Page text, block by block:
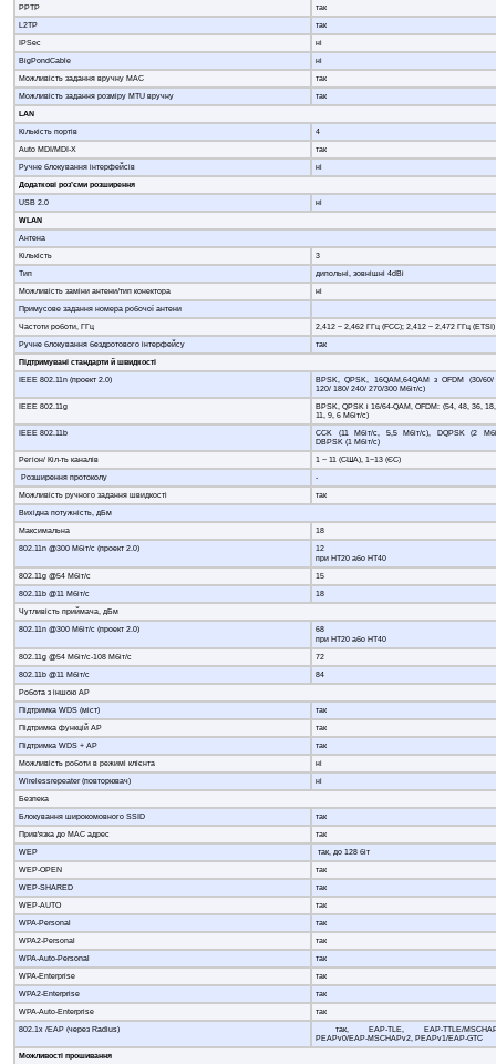
PPTP
так
L2TP
так
IPSec
ні
BigPondCable
ні
Можливість задання вручну MAC
так
Можливість задання розміру MTU вручну
так
LAN
Кількість портів
4
Auto MDI/MDI-X
так
Ручне блокування інтерфейсів
ні
Додаткові роз’єми розширення
USB 2.0
ні
WLAN
Антена
Кількість
3
Тип
дипольні, зовнішні 4dBi
Можливість заміни антени/тип конектора
ні
Примусове задання номера робочої антени
Частоти роботи, ГГц
2,412 ~ 2,462 ГГц (FCC); 2,412 ~ 2,472 ГГц (ETSI)
Ручне блокування бездротового інтерфейсу
так
Підтримувані стандарти й швидкості
IEEE 802.11n (проект 2.0)
BPSK, QPSK, 16QAM,64QAM з OFDM (30/
120/ 180/ 240/ 270/300 Мбіт/с)
IEEE 802.11g
BPSK, QPSK і 16/64-QAM, OFDM: (54, 48, 36,
11, 9, 6 Мбіт/с)
IEEE 802.11b
CCK (11 Мбіт/с, 5,5 Мбіт/с), DQPSK (2
DBPSK (1 Мбіт/с)
Регіон/ Кіл-ть каналів
1 ~ 11 (США), 1~13 (ЄС)
Розширення протоколу
-
Можливість ручного задання швидкості
так
Вихідна потужність, дБм
Максимальна
18
802.11n @300 Мбіт/с (проект 2.0)
12
при HT20 або HT40
802.11g @54 Мбіт/с
15
802.11b @11 Мбіт/с
18
Чутливість приймача, дБм
802.11n @300 Мбіт/с (проект 2.0)
68
при HT20 або HT40
802.11g @54 Мбіт/с-108 Мбіт/с
72
802.11b @11 Мбіт/с
84
Робота з іншою AP
Підтримка WDS (міст)
так
Підтримка функцій AP
так
Підтримка WDS + AP
так
Можливість роботи в режимі клієнта
ні
Wirelessrepeater (повторювач)
ні
Безпека
Блокування широкомовного SSID
так
Прив'язка до MAC адрес
так
WEP
так, до 128 біт
WEP-OPEN
так
WEP-SHARED
так
WEP-AUTO
так
WPA-Personal
так
WPA2-Personal
так
WPA-Auto-Personal
так
WPA-Enterprise
так
WPA2-Enterprise
так
WPA-Auto-Enterprise
так
802.1x /EAP (через Radius)
так, EAP-TLE, EAP-TTLE/
PEAPv0/EAP-MSCHAPv2, PEAPv1/EAP-GTC
Можливості прошивання